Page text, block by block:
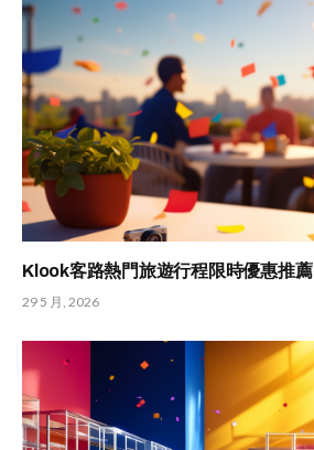
Klook客路熱門旅遊行程限時優惠推薦
29 5 月, 2026